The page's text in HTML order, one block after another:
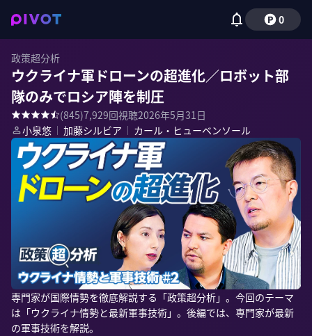
0
政策超分析
ウクライナ軍ドローンの超進化／ロボット部
隊のみでロシア陣を制圧
(845)7,929回視聴2026年5月31日
小泉悠 ｜ 加藤シルビア ｜ カール・ヒューベンソール
専門家が国際情勢を徹底解説する「政策超分析」。今回のテーマ
は「ウクライナ情勢と最新軍事技術」。後編では、専門家が最新
の軍事技術を解説。